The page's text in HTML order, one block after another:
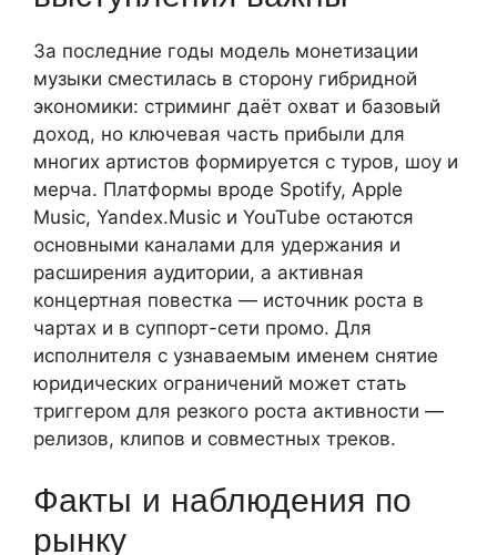
За последние годы модель монетизации
музыки сместилась в сторону гибридной
экономики: стриминг даёт охват и базовый
доход, но ключевая часть прибыли для
многих артистов формируется с туров, шоу и
мерча. Платформы вроде Spotify, Apple
Music, Yandex.Music и YouTube остаются
основными каналами для удержания и
расширения аудитории, а активная
концертная повестка — источник роста в
чартах и в суппорт-сети промо. Для
исполнителя с узнаваемым именем снятие
юридических ограничений может стать
триггером для резкого роста активности —
релизов, клипов и совместных треков.
Факты и наблюдения по
рынку